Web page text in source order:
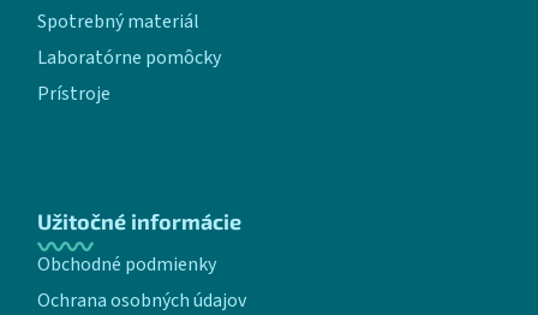
Spotrebný materiál
Laboratórne pomôcky
Prístroje
Užitočné informácie
Obchodné podmienky
Ochrana osobných údajov